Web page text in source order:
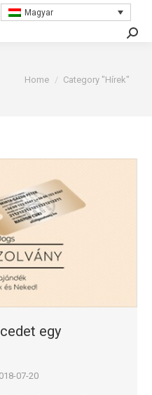
Magyar
You are here:
Home Category "Hírek"
egy
07-20